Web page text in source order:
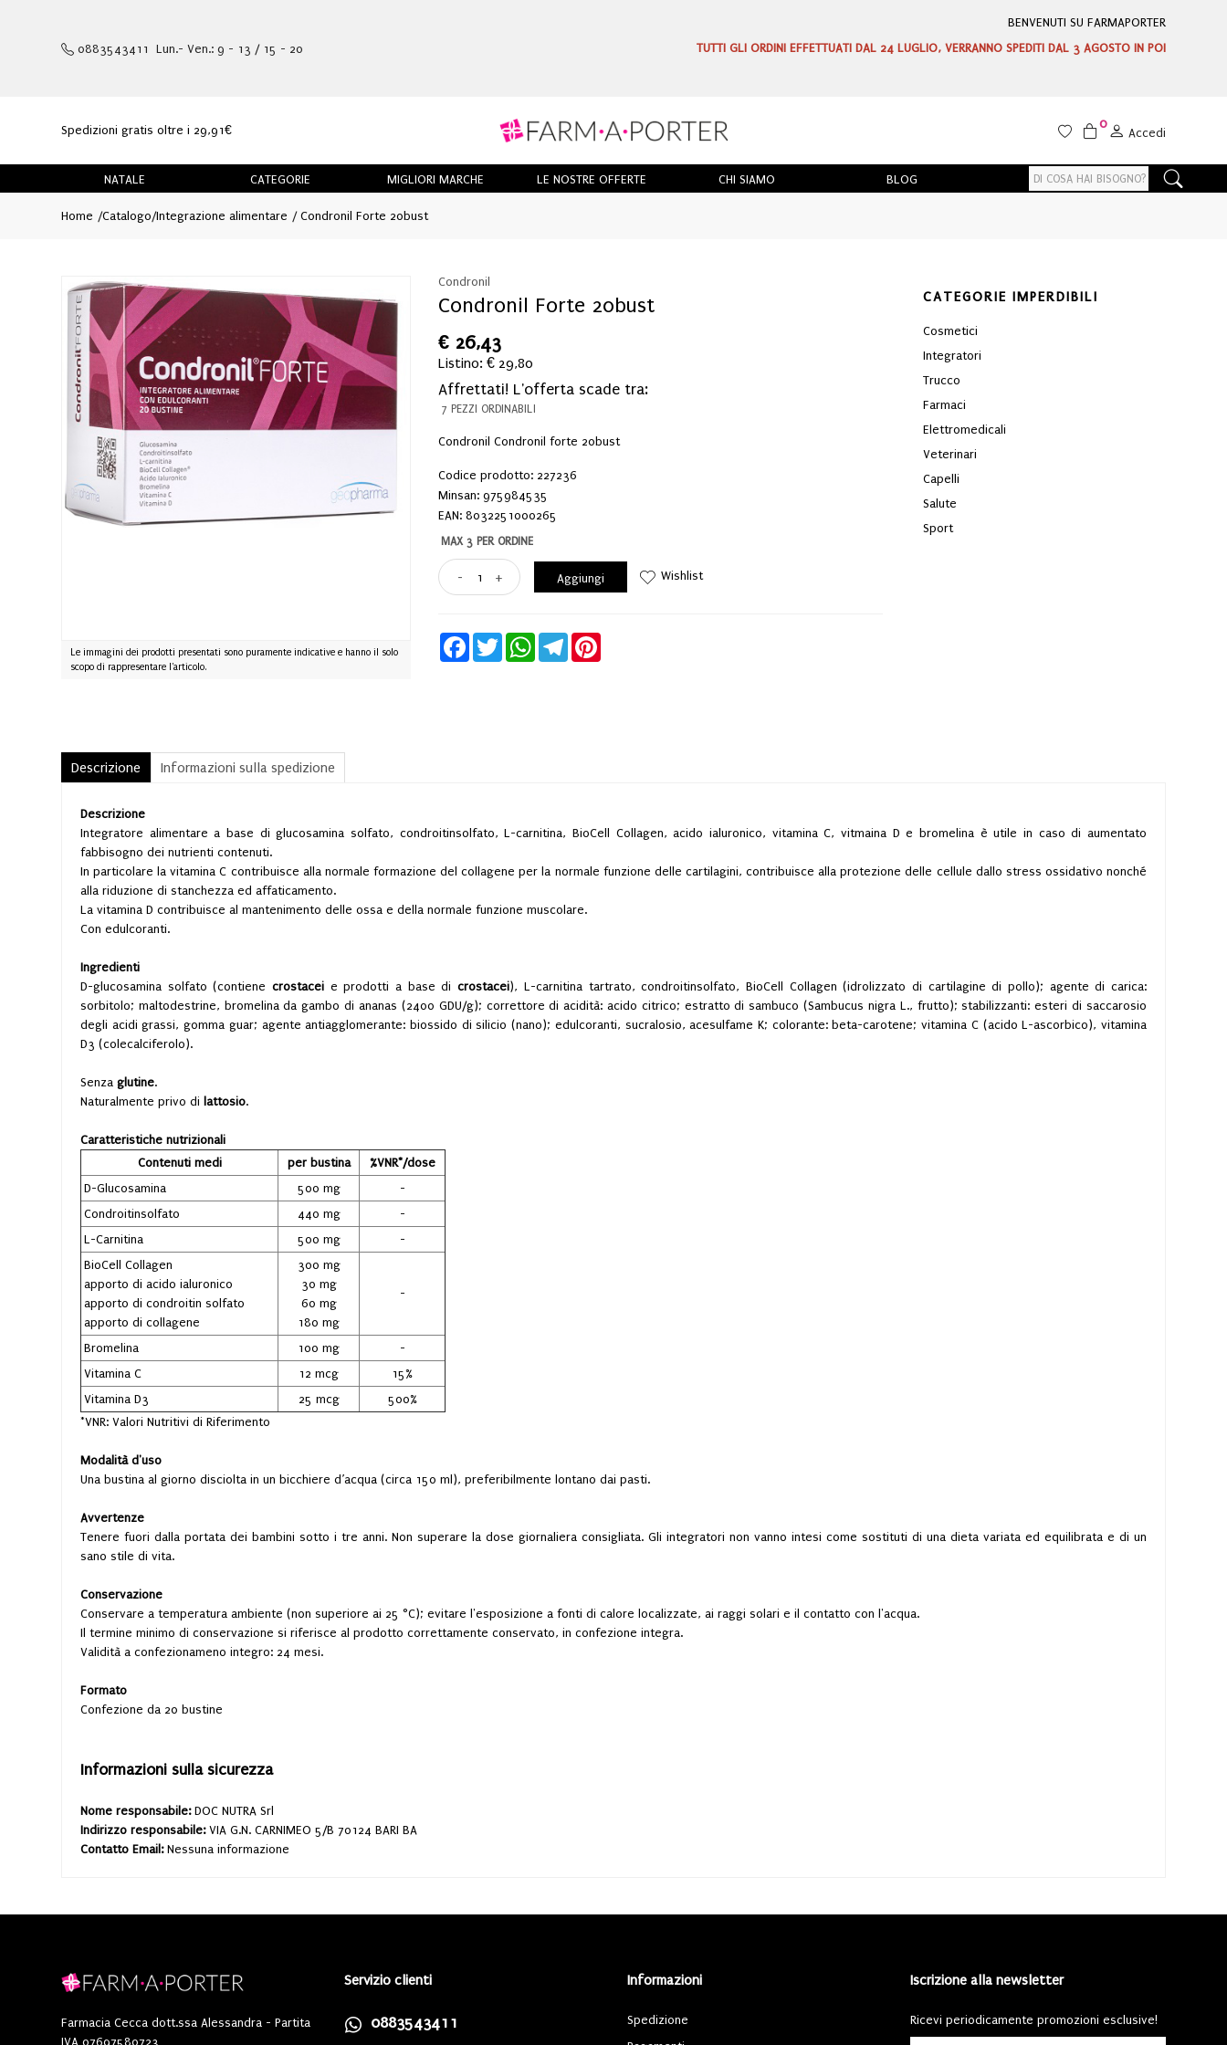
0883543411 Lun.- Ven.: 9 - 13 / 15 - 20
BENVENUTI SU FARMAPORTER
TUTTI GLI ORDINI EFFETTUATI DAL 24 LUGLIO, VERRANNO SPEDITI DAL 3 AGOSTO IN POI
Spedizioni gratis oltre i 29,91€ 0
Accedi
NATALE CATEGORIE MIGLIORI MARCHE LE NOSTRE OFFERTE CHI SIAMO BLOG
Home Catalogo/Integrazione alimentare Condronil Forte 20bust
Le immagini dei prodotti presentati sono puramente indicative e hanno il solo
scopo di rappresentare l'articolo.
Condronil
Condronil Forte 20bust
€ 26,43
Listino: € 29,80
Affrettati! L'offerta scade tra:
7 PEZZI ORDINABILI
Condronil Condronil forte 20bust
Codice prodotto: 227236
Minsan:975984535
EAN: 8032251000265
MAX 3 PER ORDINE
- + Aggiungi Wishlist
FacebookTwitter WhatsAppTelegram
CATEGORIE IMPERDIBILI
Cosmetici
Integratori
Trucco
Farmaci
Elettromedicali
Veterinari
Capelli
Salute
Sport
Descrizione Informazioni sulla spedizione
Descrizione
Integratore alimentare a base di glucosamina solfato, condroitinsolfato, L-carnitina, BioCell Collagen, acido ialuronico, vitamina C, vitmaina D e bromelina è utile in caso di aumentato
fabbisogno dei nutrienti contenuti.
In particolare la vitamina C contribuisce alla normale formazione del collagene per la normale funzione delle cartilagini, contribuisce alla protezione delle cellule dallo stress ossidativo nonché
alla riduzione di stanchezza ed affaticamento.
La vitamina D contribuisce al mantenimento delle ossa e della normale funzione muscolare.
Con edulcoranti.
Ingredienti
D-glucosamina solfato (contienecrostacei e prodotti a base dicrostacei), L-carnitina tartrato, condroitinsolfato, BioCell Collagen (idrolizzato di cartilagine di pollo); agente di carica:
sorbitolo; maltodestrine, bromelina da gambo di ananas (2400 GDU/g); correttore di acidità: acido citrico; estratto di sambuco (Sambucus nigra L., frutto); stabilizzanti: esteri di saccarosio
degli acidi grassi, gomma guar; agente antiagglomerante: biossido di silicio (nano); edulcoranti, sucralosio, acesulfame K; colorante: beta-carotene; vitamina C (acido L-ascorbico), vitamina
D3 (colecalciferolo).
Senza glutine.
Naturalmente privo di lattosio.
Caratteristiche nutrizionali
Contenuti medi
per bustina
%VNR*/dose
D-Glucosamina
500 mg
-
Condroitinsolfato
440 mg
-
L-Carnitina
500 mg
-
BioCell Collagen
apporto di acido ialuronico
apporto di condroitin solfato
apporto di collagene
300 mg
30 mg
60 mg
180 mg
-
Bromelina 100 mg
-
Vitamina C
12 mcg
15%
Vitamina D3
25 mcg
500%
*VNR: Valori Nutritivi di Riferimento
Modalità d'uso
Una bustina al giorno disciolta in un bicchiere d’acqua (circa 150 ml), preferibilmente lontano dai pasti.
Avvertenze
Tenere fuori dalla portata dei bambini sotto i tre anni. Non superare la dose giornaliera consigliata. Gli integratori non vanno intesi come sostituti di una dieta variata ed equilibrata e di un
sano stile di vita.
Conservazione
Conservare a temperatura ambiente (non superiore ai 25 °C); evitare l'esposizione a fonti di calore localizzate, ai raggi solari e il contatto con l'acqua.
Il termine minimo di conservazione si riferisce al prodotto correttamente conservato, in confezione integra.
Validità a confezionameno integro: 24 mesi.
Formato
Confezione da 20 bustine
Informazioni sulla sicurezza
Nome responsabile: DOC NUTRA Srl
Indirizzo responsabile: VIA G.N. CARNIMEO 5/B 70124 BARI BA
Contatto Email: Nessuna informazione
Farmacia Cecca dott.ssa Alessandra - Partita
IVA 07697580723
Servizio clienti
0883543411
Informazioni
Spedizione
Iscrizione alla newsletter
Ricevi periodicamente promozioni esclusive!